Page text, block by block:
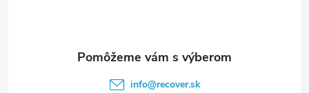
info@recover.sk